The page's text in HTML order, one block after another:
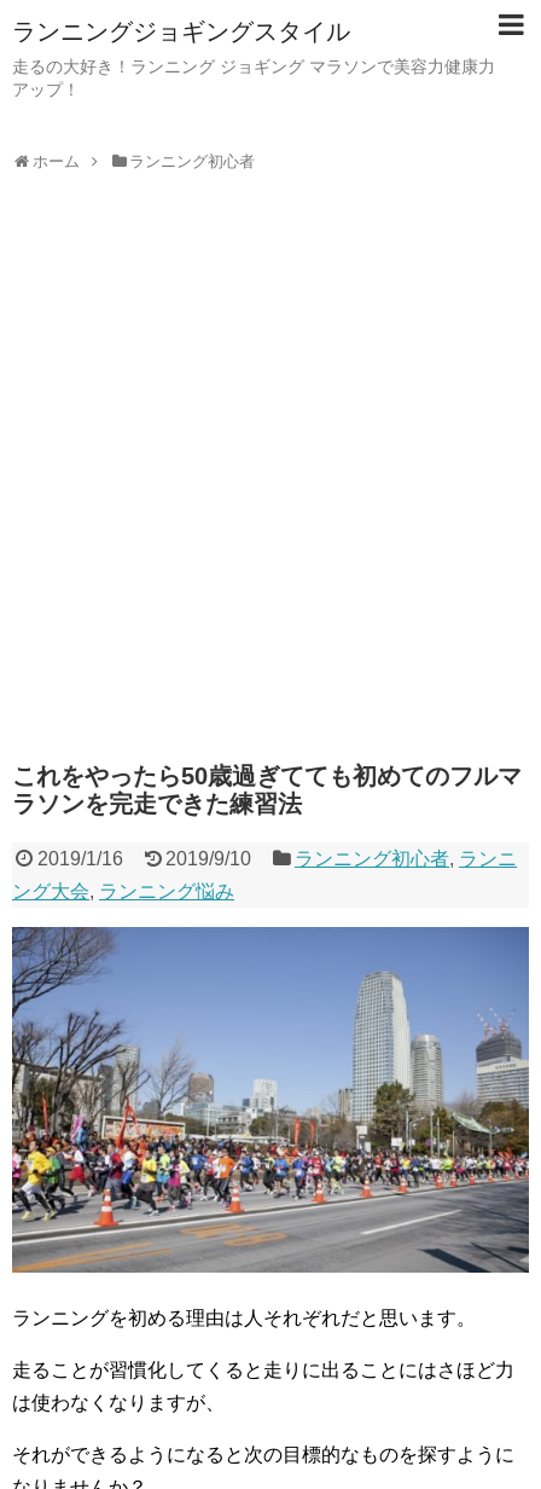
ランニングジョギングスタイル
走るの大好き！ランニング ジョギング マラソンで美容力健康力
アップ！
ホーム ランニング初心者
これをやったら50歳過ぎてても初めてのフルマ
ラソンを完走できた練習法
2019/1/16 2019/9/10 ランニング初心者, ランニ
ング大会, ランニング悩み
ランニングを初める理由は人それぞれだと思います。
走ることが習慣化してくると走りに出ることにはさほど力
は使わなくなりますが、
それができ るようになると次の目標的なものを探すように